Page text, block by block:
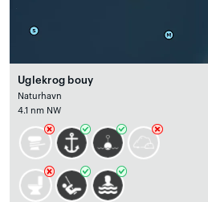
Uglekrog bouy
Naturhavn
4.1 nm NW